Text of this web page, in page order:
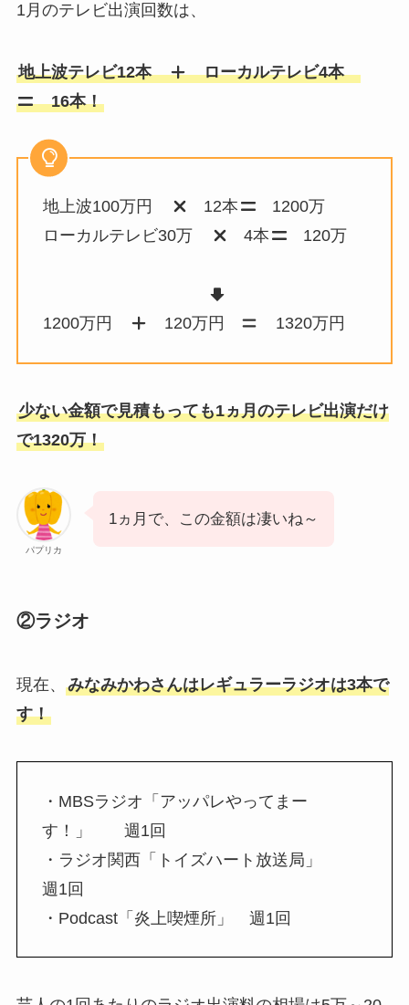
1月のテレビ出演回数は、
地上波テレビ12本
ローカルテレビ4本
16本！
地上波100万円 12本 1200万
ローカルテレビ30万
4本 120万
1200万円 120万円 1320万円
少ない金額で見積もっても1ヵ月のテレビ出演だけ
で1320万！
パプリカ
1ヵ月で、この金額は凄いね～
②ラジオ
現在、 みなみかわさんはレギュラーラジオは3本で
す！
・MBSラジオ「アッパレやってまー
す！」 週1回
・ラジオ関西「トイズハート放送局」
週1回
・Podcast「炎上喫煙所」 週1回